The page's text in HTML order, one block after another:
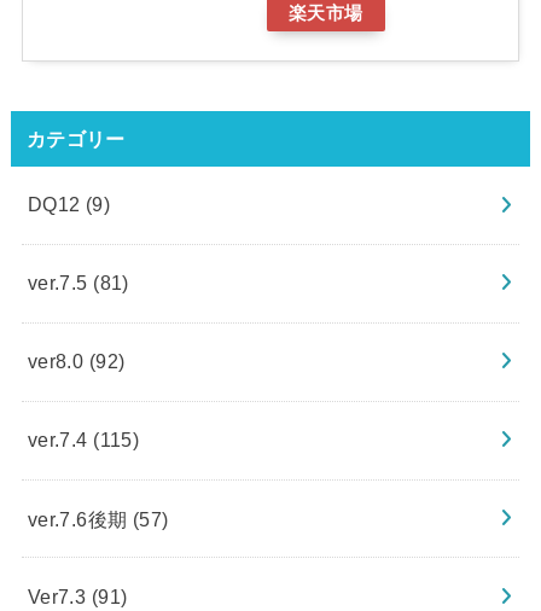
楽天市場
カテゴリー
DQ12 (9)
ver.7.5 (81)
ver8.0 (92)
ver.7.4 (115)
ver.7.6後期 (57)
Ver7.3 (91)